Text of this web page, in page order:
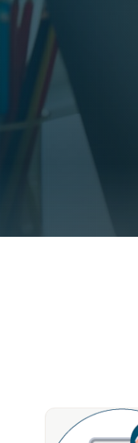
30+ specialist
Morocco,